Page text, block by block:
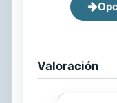
Valoración